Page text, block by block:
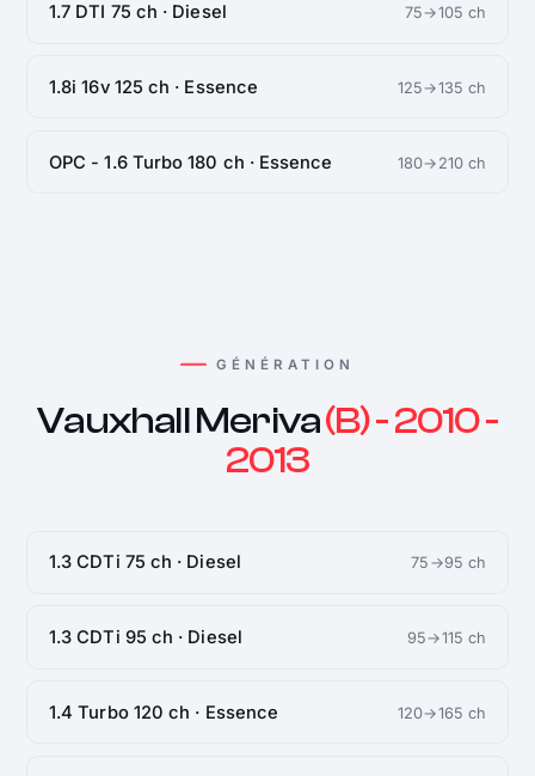
1.7 DTI 75 ch · Diesel 75→105 ch
1.8i 16v 125 ch · Essence 125→135 ch
OPC - 1.6 Turbo 180 ch · Essence 180→210 ch
GÉNÉRATION
Vauxhall Meriva(B) - 2010 -
2013
1.3 CDTi 75 ch · Diesel 75→95 ch
1.3 CDTi 95 ch · Diesel 95→115 ch
1.4 Turbo 120 ch · Essence 120→165 ch